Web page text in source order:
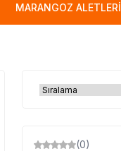
MARANGOZ ALETLERİ
(0)